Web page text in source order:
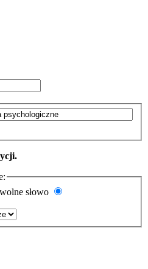
słowo